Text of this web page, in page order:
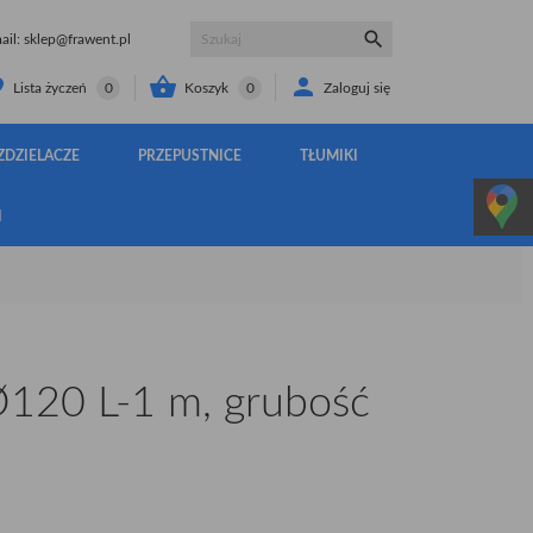
sklep@frawent.pl 
Lista życzeń 0  Koszyk 0  Zaloguj się
PRZEPUSTNICE TŁUMIKI
L-1 m, grubość